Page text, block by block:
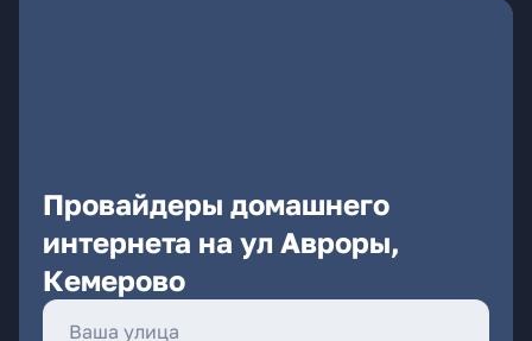
Провайдеры домашнего
интернета на ул Авроры,
Кемерово